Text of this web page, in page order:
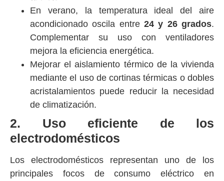
En verano, la temperatura ideal del aire
acondicionado oscila entre 24 y 26 grados.
Complementar su uso con ventiladores
mejora la eficiencia energética.
Mejorar el aislamiento térmico de la vivienda
mediante el uso de cortinas térmicas o dobles
acristalamientos puede reducir la necesidad
de climatización.
2. Uso eficiente de los
electrodomésticos
Los electrodomésticos representan uno de los
principales focos de consumo eléctrico en